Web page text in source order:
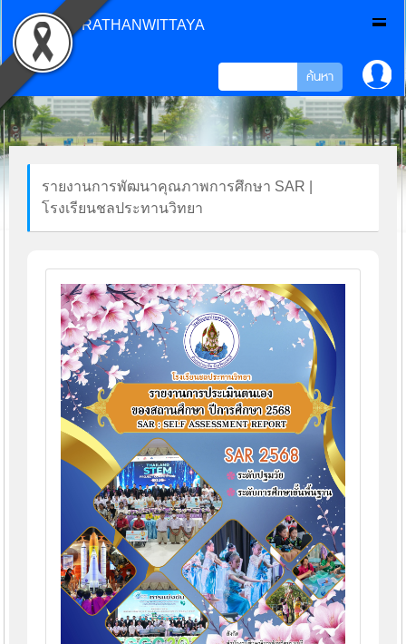
CHONPRATHANWITTAYA
รายงานการพัฒนาคุณภาพการศึกษา SAR |
โรงเรียนชลประทานวิทยา